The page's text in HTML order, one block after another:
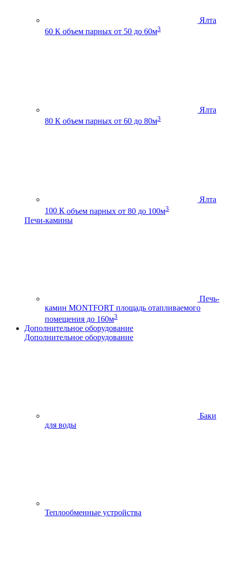
Ялта
60 К объем парных от 50 до 60м3
Ялта
80 К объем парных от 60 до 80м3
Ялта
100 К объем парных от 80 до 100м3
Печи-камины
Печь-
камин MONTFORT площадь отапливаемого
помещения до 160м3
Дополнительное оборудование
Дополнительное оборудование
Баки
для воды
Теплообменные устройства